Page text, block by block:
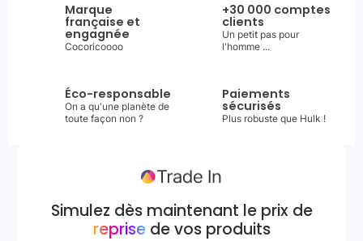
Marque
française et
engagnée
Cocoricoooo
+30 000 comptes
clients
Un petit pas pour
l'homme ...
Éco-responsable
On a qu'une planète de
toute façon non ?
Paiements
sécurisés
Plus robuste que Hulk !
Simulez dès maintenant le prix de
reprisede vos produits